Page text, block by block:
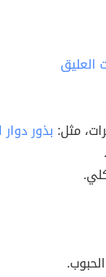
العليق
مثل: بذور